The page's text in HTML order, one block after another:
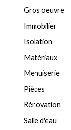
Gros oeuvre
Immobilier
Isolation
Matériaux
Menuiserie
Pièces
Rénovation
Salle d'eau